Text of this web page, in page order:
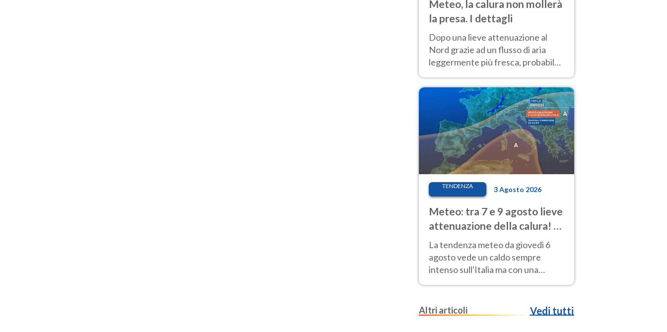
Meteo, la calura non mollerà
la presa. I dettagli
Dopo una lieve attenuazione al
Nord grazie ad un flusso di aria
leggermente più fresca, probabile
africano entro Ferragosto
TENDENZA 3 Agosto 2026
Meteo: tra 7 e 9 agosto lieve
attenuazione della calura! Al
Nord rischio temporali
La tendenza meteo da giovedì 6
agosto vede un caldo sempre
intenso sull'Italia ma con una
parziale e lieve attenuazione tra il 7
Altri articoli
Vedi tutti